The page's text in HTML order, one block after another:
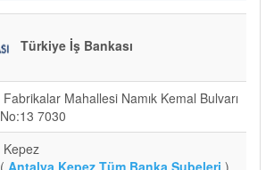
Türkiye İş Bankası
Fabrikalar Mahallesi Namık Kemal Bulvarı
No:13 7030
Kepez
( Antalya Kepez Tüm Banka Şubeleri )